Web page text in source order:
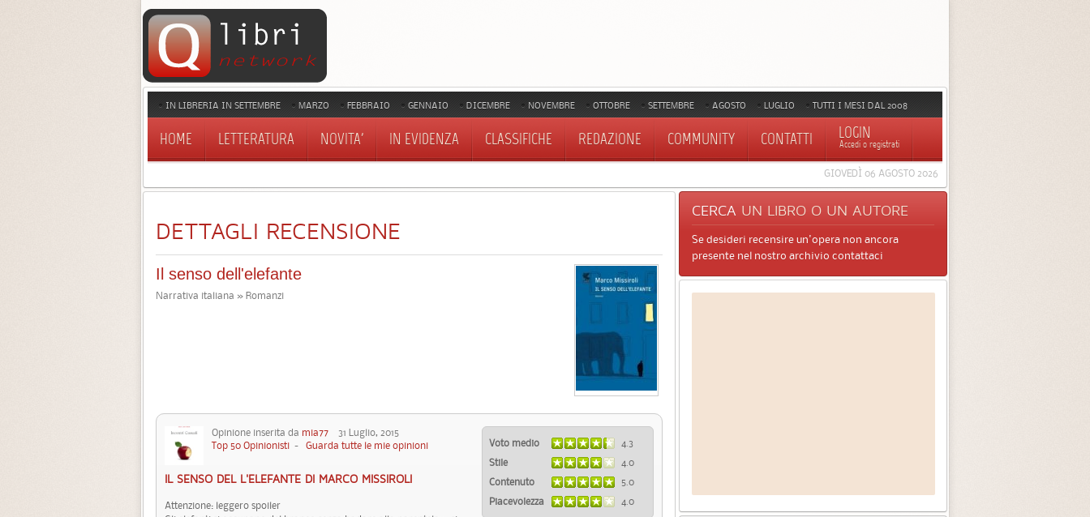
IN LIBRERIA IN SETTEMBRE MARZO FEBBRAIO GENNAIO DICEMBRE NOVEMBRE OTTOBRE SETTEMBRE AGOSTO LUGLIO TUTTI I MESI DAL 2008
HOME LETTERATURA NOVITA' IN EVIDENZA CLASSIFICHE REDAZIONE COMMUNITY CONTATTI LOGIN
Accedi o registrati
GIOVEDÌ 06 AGOSTO 2026
DETTAGLI RECENSIONE
Il senso dell'elefante
Narrativa italiana » Romanzi
Voto medio
4.3
Stile
4.0
Contenuto
5.0
Piacevolezza
4.0
Opinione inserita da mia77 31 Luglio, 2015
Top 50 Opinionisti - Guarda tutte le mie opinioni
IL SENSO DEL L'ELEFANTE DI MARCO MISSIROLI
Attenzione: leggero spoiler
CERCA UN LIBRO O UN AUTORE
Se desideri recensire un'opera non ancora
presente nel nostro archivio contattaci